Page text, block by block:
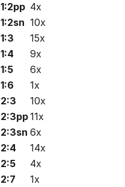
1:2pp 4x
1:2sn 10x
1:3
15x
1:4
9x
1:5
6x
1:6
1x
2:3
10x
2:3pp11x
2:3sn 6x
2:4
14x
2:5
4x
2:7
1x